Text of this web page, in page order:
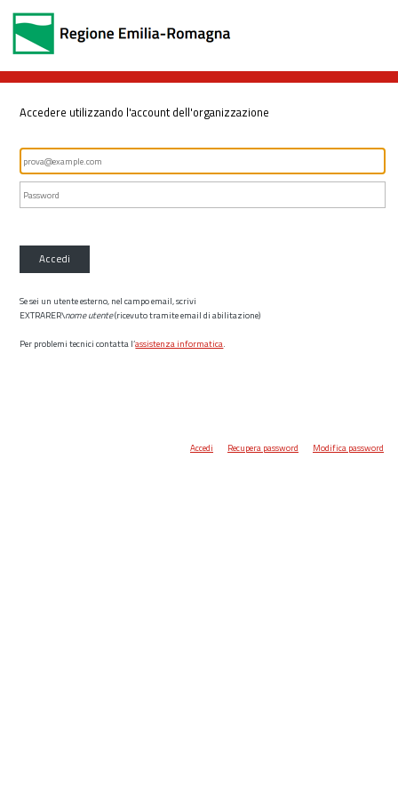
Accedere utilizzando l'account dell'organizzazione
Accedi
Se sei un utente esterno, nel campo email, scrivi
EXTRARER\nome utente(ricevuto tramite email di abilitazione)
Per problemi tecnici contatta l’assistenza informatica.
Accedi Recupera password Modifica password